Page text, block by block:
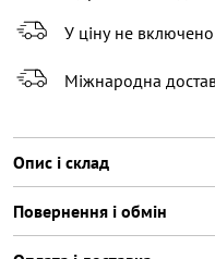
У ціну не включено
Міжнародна
Опис і склад
Повернення і обмін